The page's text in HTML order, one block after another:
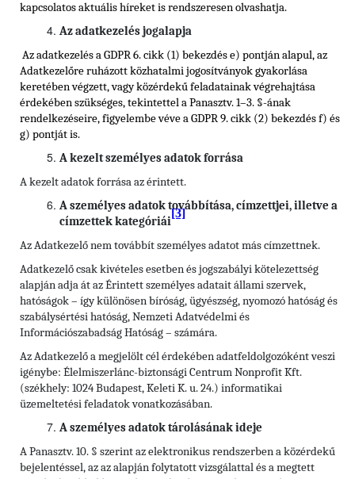
kapcsolatos aktuális híreket is rendszeresen olvashatja.
Az adatkezelés jogalapja
Az adatkezelés a GDPR 6. cikk (1) bekezdés e) pontján alapul, az
Adatkezelőre ruházott közhatalmi jogosítványok gyakorlása
keretében végzett, vagy közérdekű feladatainak végrehajtása
érdekében szükséges, tekintettel a Panasztv. 1–3. §-ának
rendelkezéseire, figyelembe véve a GDPR 9. cikk (2) bekezdés f) és
g) pontját is.
A kezelt személyes adatok forrása
A kezelt adatok forrása az érintett.
A személyes adatok továbbítása, címzettjei, illetve a
címzettek kategóriái
[3]
Az Adatkezelő nem továbbít személyes adatot más címzettnek.
Adatkezelő csak kivételes esetben és jogszabályi kötelezettség
alapján adja át az Érintett személyes adatait állami szervek,
hatóságok – így különösen bíróság, ügyészség, nyomozó hatóság és
szabálysértési hatóság, Nemzeti Adatvédelmi és
Információszabadság Hatóság – számára.
Az Adatkezelő a megjelölt cél érdekében adatfeldolgozóként veszi
igénybe: Élelmiszerlánc-biztonsági Centrum Nonprofit Kft.
(székhely: 1024 Budapest, Keleti K. u. 24.) informatikai
üzemeltetési feladatok vonatkozásában.
A személyes adatok tárolásának ideje
A Panasztv. 10. § szerint az elektronikus rendszerben a közérdekű
bejelentéssel, az az alapján folytatott vizsgálattal és a megtett